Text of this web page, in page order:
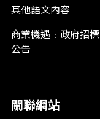
其他語文內容
商業機遇﹕政府招標
公告
關聯網站